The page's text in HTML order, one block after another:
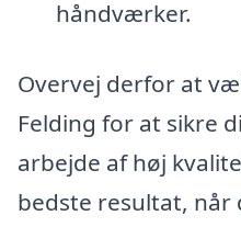
håndværker.
Overvej derfor at
Felding for at sikre
arbejde af høj
bedste resultat, når